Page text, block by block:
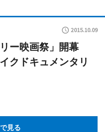
2015.10.09
リー映画祭」開幕
クドキュメンタリ
見る